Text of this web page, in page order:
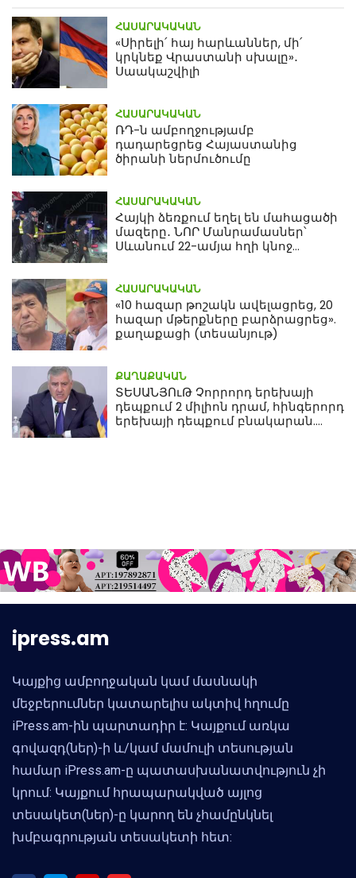
ՀԱՍԱՐԱԿԱԿԱՆ
«Սիրելի՛ հայ հարևաններ, մի՛
կրկնեք Վրաստանի սխալը»․
Սաակաշվիլի
ՀԱՍԱՐԱԿԱԿԱՆ
ՌԴ-ն ամբողջությամբ
դադարեցրեց Հայաստանից
ծիրանի ներմուծումը
ՀԱՍԱՐԱԿԱԿԱՆ
Հայկի ձեռքում եղել են մահացածի
մազերը․ ՆՈՐ Մանրամասներ՝
Սևանում 22-ամյա հղի կնոջ
ՀԱՍԱՐԱԿԱԿԱՆ
«10 հազար թոշակն ավելացրեց, 20
հազար մթերքները բարձրացրեց».
քաղաքացի (տեսանյութ)
ՔԱՂԱՔԱԿԱՆ
ՏԵՍԱՆՅՈւԹ Չորրորդ երեխայի
դեպքում 2 միլիոն դրամ, հինգերորդ
երեխայի դեպքում բնակարան.
ipress.am
Կայքից ամբողջական կամ մասնակի
մեջբերումներ կատարելիս ակտիվ հղումը
iPress.am-ին պարտադիր է: Կայքում առկա
գովազդ(ներ)-ի և/կամ մամուլի տեսության
համար iPress.am-ը պատասխանատվություն չի
կրում: Կայքում հրապարակված այլոց
տեսակետ(ներ)-ը կարող են չհամընկնել
խմբագրության տեսակետի հետ: